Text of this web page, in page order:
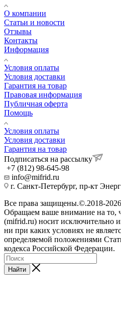
О компании
Статьи и новости
Отзывы
Контакты
Информация
Условия оплаты
Условия доставки
Гарантия на товар
Правовая информация
Публичная оферта
Помощь
Условия оплаты
Условия доставки
Гарантия на товар
Подписаться на рассылку
+7 (812) 98-645-98
info@mifrid.ru
г. Санкт-Петербург, пр-кт
Все права защищены.©.2018-
Обращаем ваше внимание на то,
(mifrid.ru) носит исключительно
ни при каких условиях не
определяемой положениями
кодекса Российской Федерации.
Найти